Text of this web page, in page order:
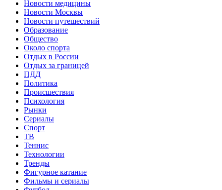
Новости медицины
Новости Москвы
Новости путешествий
Образование
Общество
Около спорта
Отдых в России
Отдых за границей
ПДД
Политика
Происшествия
Психология
Рынки
Сериалы
Спорт
ТВ
Теннис
Технологии
Тренды
Фигурное катание
Фильмы и сериалы